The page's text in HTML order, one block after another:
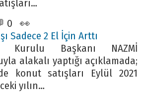
0 👀
Sadece 2 El İçin Arttı
Kurulu Başkanı NAZMİ
alakalı yaptığı açıklamada;
konut satışları Eylül 2021
yılın…